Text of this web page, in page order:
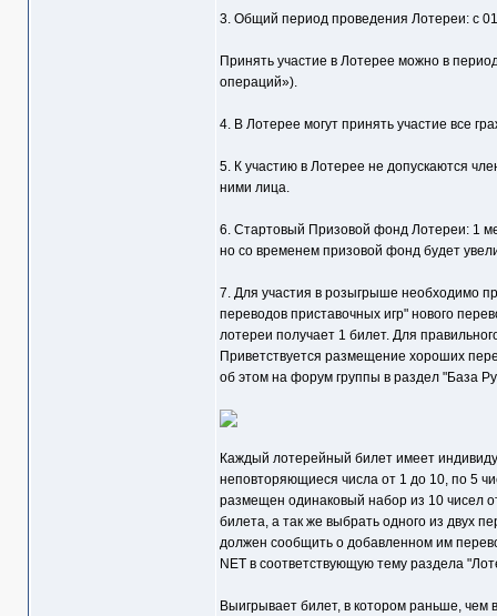
3. Общий период проведения Лотереи: с
Принять участие в Лотерее можно в
операций»).
4. В Лотерее могут принять участие все
5. К участию в Лотерее не допускаются
ними лица.
6. Стартовый Призовой фонд Лотереи: 1
но со временем призовой фонд будет
7. Для участия в розыгрыше необходимо
переводов приставочных игр" нового
лотереи получает 1 билет. Для
Приветствуется размещение хороших
об этом на форум группы в раздел "База
Каждый лотерейный билет имеет
неповторяющиеся числа от 1 до 10, по 5
размещен одинаковый набор из 10 чисел
билета, а так же выбрать одного из двух
должен сообщить о добавленном им
NET в соответствующую тему раздела
Выигрывает билет, в котором раньше, чем